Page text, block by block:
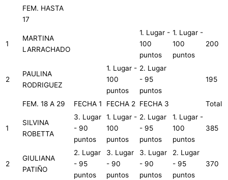
FEM. HASTA
17
1
MARTINA
LARRACHADO
1. Lugar -
100
puntos
1. Lugar -
100
puntos
200
2
PAULINA
RODRIGUEZ
1. Lugar -
100
puntos
2. Lugar
- 95
puntos
195
FEM. 18 A 29 FECHA 1 FECHA 2 FECHA 3 Total
1
SILVINA
ROBETTA
3. Lugar
- 90
puntos
1. Lugar -
100
puntos
2. Lugar
- 95
puntos
1. Lugar -
100
puntos
385
2
GIULIANA
PATIÑO
2. Lugar
- 95
puntos
3. Lugar
- 90
puntos
3. Lugar
- 90
puntos
2. Lugar
- 95
puntos
370